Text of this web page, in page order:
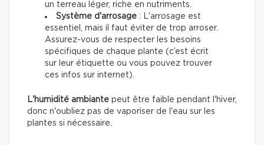
un terreau léger, riche en nutriments.
Système d'arrosage : L'arrosage est
essentiel, mais il faut éviter de trop arroser.
Assurez-vous de respecter les besoins
spécifiques de chaque plante (c’est écrit
sur leur étiquette ou vous pouvez trouver
ces infos sur internet).
L'humidité ambiante peut être faible pendant l'hiver,
donc n'oubliez pas de vaporiser de l'eau sur les
plantes si nécessaire.